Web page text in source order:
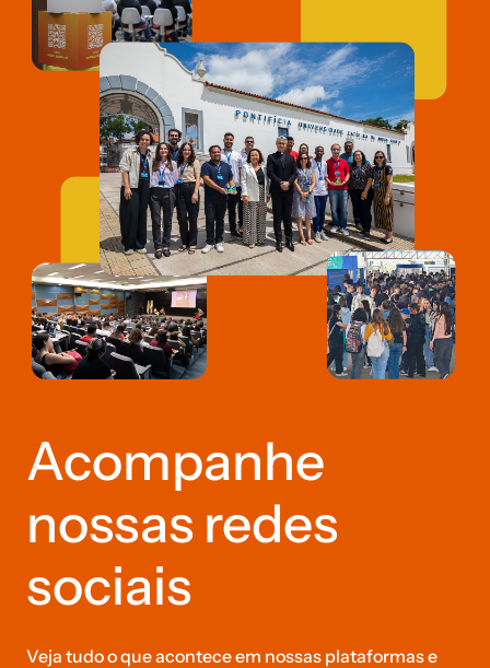
Acompanhe
nossas redes
sociais
Veja tudo o que acontece em nossas plataformas e